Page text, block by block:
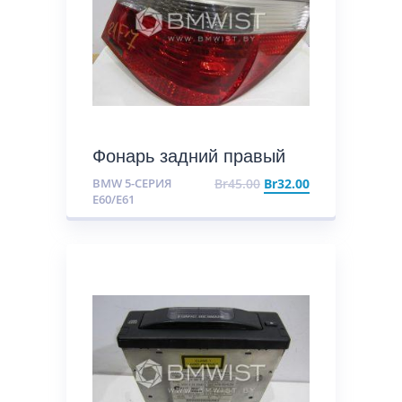
Фонарь задний правый
BMW 5-СЕРИЯ
E60/E61
Br45.00 Br32.00